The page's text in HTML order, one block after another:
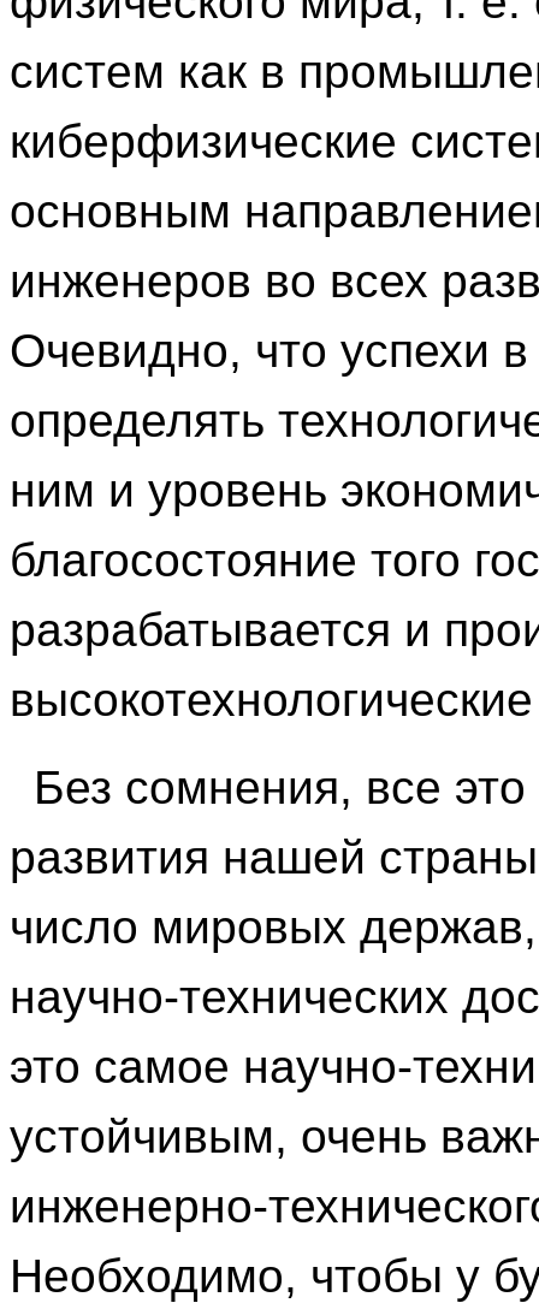
систем как в
киберфизические
основным
инженеров во всех
Очевидно, что успехи
определять
ним и уровень
благосостояние того
разрабатывается и
Без сомнения, все
развития нашей
число мировых
научно-технических
это самое научно-
устойчивым, очень
инженерно-
Необходимо, чтобы у